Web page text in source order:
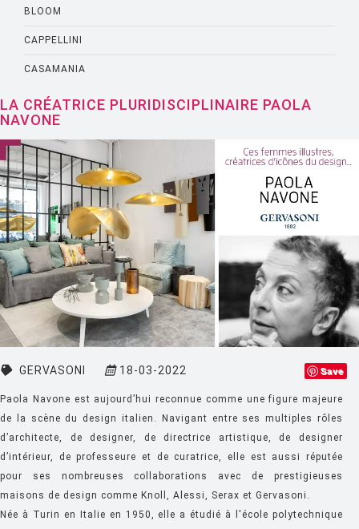
BLOOM
CAPPELLINI
CASAMANIA
CASSINA
CATELLANI AND SMITH
CATTELANI AND SMITH
CINNA
CLASSICON
CRASSEVIG
DESALTO
DESIGN HOUSE STOCKHOLM
DRIADE
EMU
ESTABLISHED AND SONS
ETHNICRAFT
FATBOY
LA CRÉATRICE PLURIDISCIPLINAIRE PAOLA
NAVONE
GERVASONI 18-03-2022 Save
Paola Navone est aujourd’hui reconnue comme une figure majeure
de la scène du design italien. Navigant entre ses multiples rôles
d’architecte, de designer, de directrice artistique, de designer
d’intérieur, de professeure et de curatrice, elle est aussi réputée
pour ses nombreuses collaborations avec de prestigieuses
maisons de design comme Knoll, Alessi, Serax et Gervasoni.
Née à Turin en Italie en 1950, elle a étudié à l'école polytechnique